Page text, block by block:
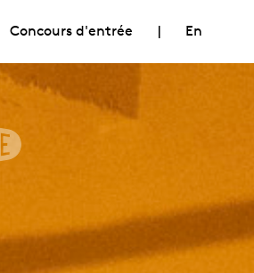
Concours d'entrée | En